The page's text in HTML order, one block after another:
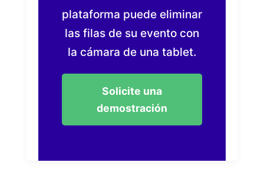
plataforma puede eliminar
las filas de su evento con
la cámara de una tablet.
Solicite una
demostración